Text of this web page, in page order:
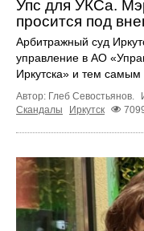
Упс для УКСа.
просится под
Арбитражный суд
управление в АО
Иркутска» и тем самым
Автор: Глеб Севостьянов.
Скандалы
Иркутск